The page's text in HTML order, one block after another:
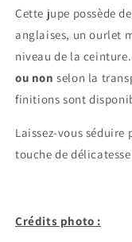
Cette jupe possède
anglaises, un ourlet
niveau de la ceinture.
ou non selon la
finitions sont
Laissez-vous
touche de
Crédits photo :